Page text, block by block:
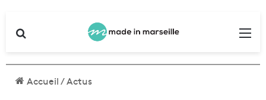
Accueil/Actus